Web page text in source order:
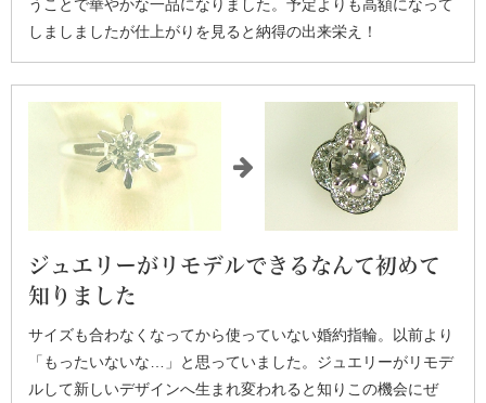
うことで華やかな一品になりました。予定よりも高額になって
しましましたが仕上がりを見ると納得の出来栄え！
ジュエリーがリモデルできるなんて初めて
知りました
サイズも合わなくなってから使っていない婚約指輪。以前より
「もったいないな…」と思っていました。ジュエリーがリモデ
ルして新しいデザインへ生まれ変われると知りこの機会にぜ